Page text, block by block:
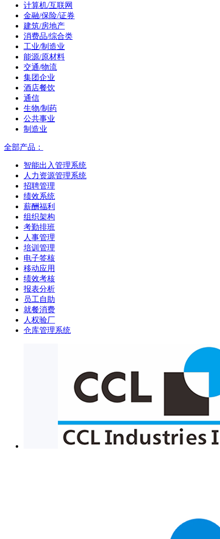
计算机/互联网
金融/保险/证券
建筑/房地产
消费品/综合类
工业/制造业
能源/原材料
交通/物流
集团企业
酒店餐饮
通信
生物/制药
公共事业
制造业
全部产品：
智能出入管理系统
人力资源管理系统
招聘管理
绩效系统
薪酬福利
组织架构
考勤排班
人事管理
培训管理
电子签核
移动应用
绩效考核
报表分析
员工自助
就餐消费
人权验厂
仓库管理系统